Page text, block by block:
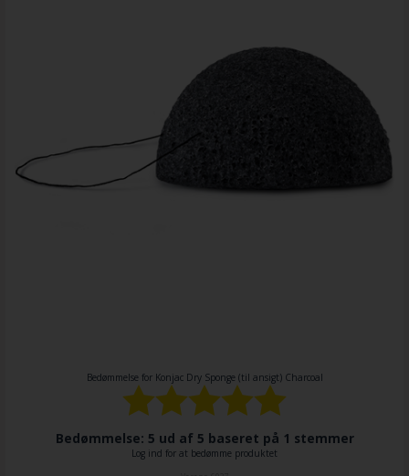
Bedømmelse for Konjac Dry Sponge (til ansigt) Charcoal
Bedømmelse: 5 ud af 5 baseret på 1 stemmer
Log ind for at bedømme produktet